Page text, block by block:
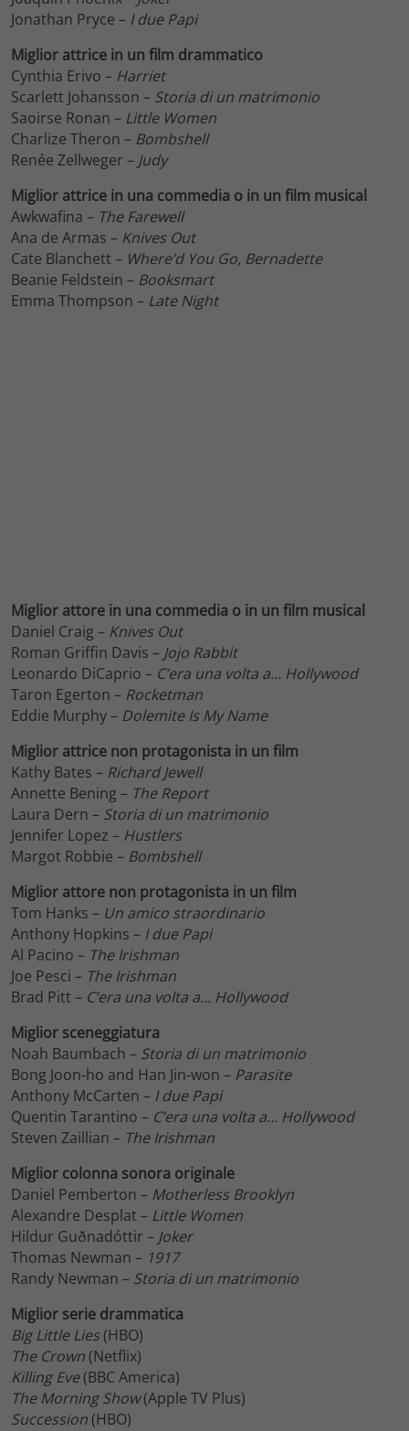
Jonathan Pryce – I due Papi
Miglior attrice in un film drammatico
Cynthia Erivo – Harriet
Scarlett Johansson – Storia di un matrimonio
Saoirse Ronan – Little Women
Charlize Theron – Bombshell
Renée Zellweger – Judy
Miglior attrice in una commedia o in un film musical
Awkwafina – The Farewell
Ana de Armas – Knives Out
Cate Blanchett – Where’d You Go, Bernadette
Beanie Feldstein – Booksmart
Emma Thompson – Late Night
Miglior attore in una commedia o in un film musical
Daniel Craig – Knives Out
Roman Griffin Davis – Jojo Rabbit
Leonardo DiCaprio – C’era una volta a… Hollywood
Taron Egerton – Rocketman
Eddie Murphy – Dolemite Is My Name
Miglior attrice non protagonista in un film
Kathy Bates – Richard Jewell
Annette Bening – The Report
Laura Dern – Storia di un matrimonio
Jennifer Lopez – Hustlers
Margot Robbie – Bombshell
Miglior attore non protagonista in un film
Tom Hanks – Un amico straordinario
Anthony Hopkins – I due Papi
Al Pacino – The Irishman
Joe Pesci – The Irishman
Brad Pitt – C’era una volta a… Hollywood
Miglior sceneggiatura
Noah Baumbach – Storia di un matrimonio
Bong Joon-ho and Han Jin-won – Parasite
Anthony McCarten – I due Papi
Quentin Tarantino – C’era una volta a… Hollywood
Steven Zaillian – The Irishman
Miglior colonna sonora originale
Daniel Pemberton – Motherless Brooklyn
Alexandre Desplat – Little Women
Hildur Guðnadóttir – Joker
Thomas Newman – 1917
Randy Newman – Storia di un matrimonio
Miglior serie drammatica
Big Little Lies(HBO)
The Crown(Netflix)
Killing Eve(BBC America)
The Morning Show(Apple TV Plus)
Succession(HBO)